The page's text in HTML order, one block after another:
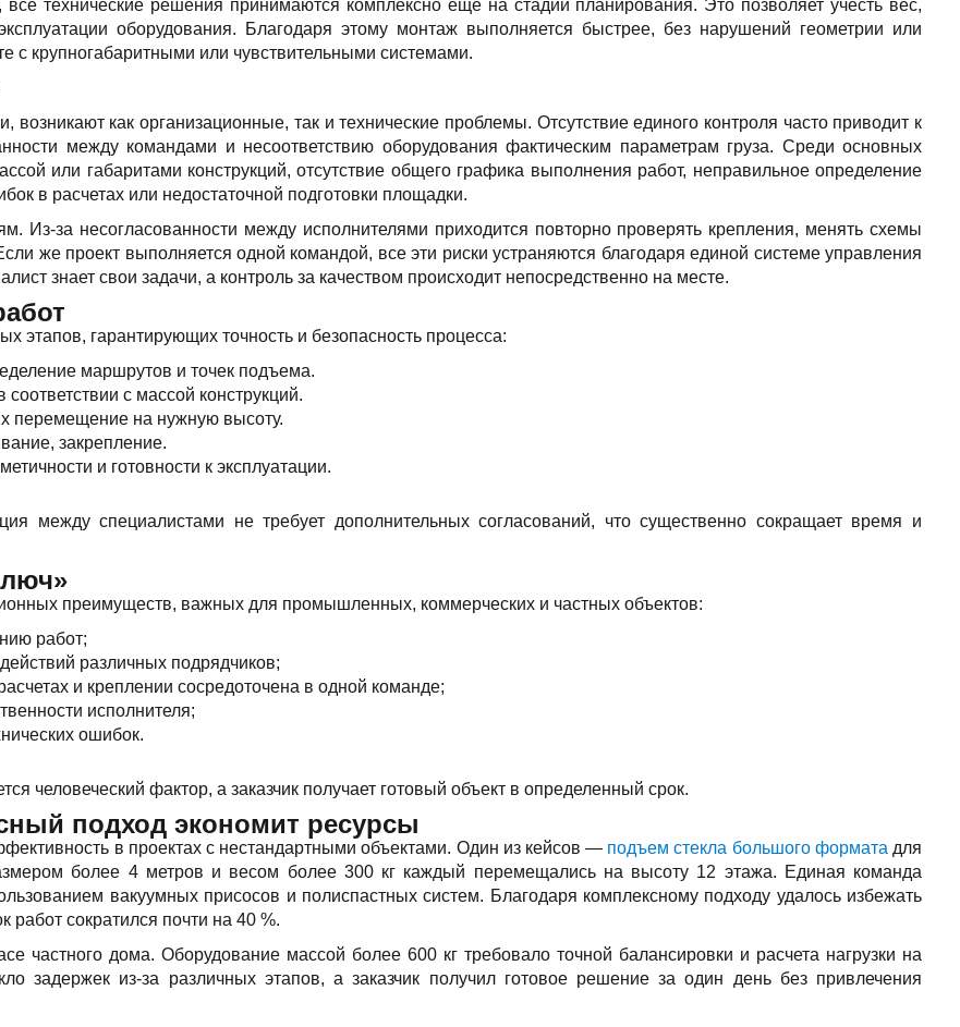
технические решения принимаются комплексно еще на стадии планирования. Это позволяет учесть вес,
оборудования. Благодаря этому монтаж выполняется быстрее, без нарушений геометрии или
с крупногабаритными или чувствительными системами.
как организационные, так и технические проблемы. Отсутствие единого контроля часто приводит к
между командами и несоответствию оборудования фактическим параметрам груза. Среди основных
или габаритами конструкций, отсутствие общего графика выполнения работ, неправильное определение
в расчетах или недостаточной подготовки площадки.
Из-за несогласованности между исполнителями приходится повторно проверять крепления, менять схемы
же проект выполняется одной командой, все эти риски устраняются благодаря единой системе управления
знает свои задачи, а контроль за качеством происходит непосредственно на месте.
этапов, гарантирующих точность и безопасность процесса:
маршрутов и точек подъема.
с массой конструкций.
перемещение на нужную высоту.
закрепление.
и готовности к эксплуатации.
между специалистами не требует дополнительных согласований, что существенно сокращает время и
преимуществ, важных для промышленных, коммерческих и частных объектов:
работ;
различных подрядчиков;
и креплении сосредоточена в одной команде;
исполнителя;
ошибок.
человеческий фактор, а заказчик получает готовый объект в определенный срок.
подход экономит ресурсы
в проектах с нестандартными объектами. Один из кейсов — подъем стекла большого формата для
более 4 метров и весом более 300 кг каждый перемещались на высоту 12 этажа. Единая команда
вакуумных присосов и полиспастных систем. Благодаря комплексному подходу удалось избежать
сократился почти на 40 %.
частного дома. Оборудование массой более 600 кг требовало точной балансировки и расчета нагрузки на
задержек из-за различных этапов, а заказчик получил готовое решение за один день без привлечения